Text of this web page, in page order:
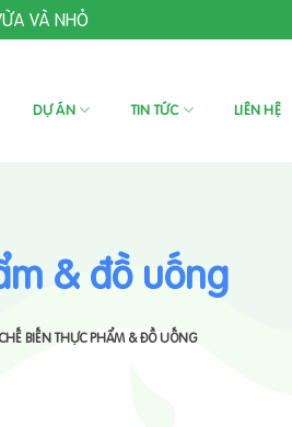
VÀ NHỎ
DỰ ÁN TIN TỨC LIÊN HỆ
& đồ uống
BIẾN THỰC PHẨM & ĐỒ UỐNG